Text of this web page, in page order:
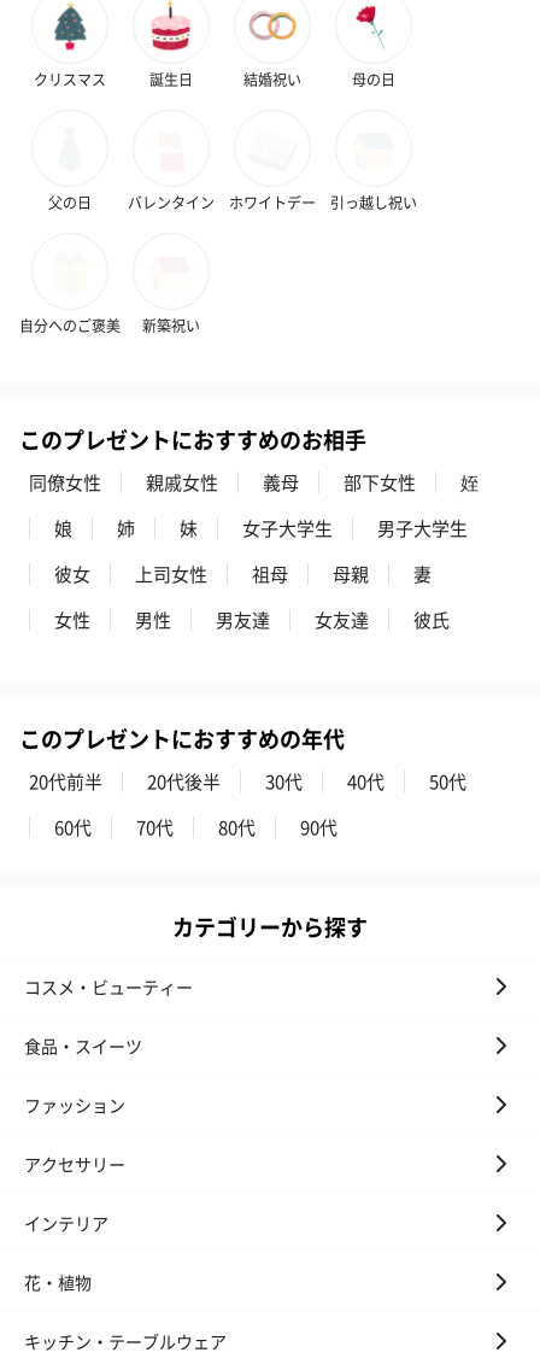
クリスマス 誕生日 結婚祝い 母の日
父の日 バレンタイン ホワイトデー 引っ越し祝い
自分へのご褒美 新築祝い
このプレゼントにおすすめのお相手
同僚女性 親戚女性 義母 部下女性
姪
娘
姉 妹 女子大学生
男子大学生
彼女
上司女性 祖母 母親
妻
女性
男性 男友達 女友達 彼氏
このプレゼントにおすすめの年代
20代前半 20代後半 30代 40代
50代
60代
70代 80代 90代
カテゴリーから探す
コスメ・ビューティー
食品・スイーツ
ファッション
アクセサリー
インテリア
花・植物
キッチン・テーブルウェア